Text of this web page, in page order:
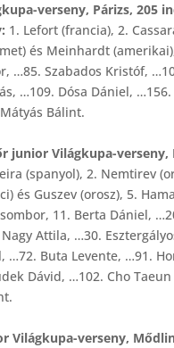
verseny, Párizs, 205
1. Lefort (francia), 2.
és Meinhardt
…85. Szabados Kristóf,
…109. Dósa Dániel, …156.
Bálint.
junior Világkupa-verseny,
(spanyol), 2. Nemtirev
és Guszev (orosz), 5.
11. Berta Dániel,
Attila, …30.
…72. Buta Levente, …91.
Dávid, …102. Cho
Világkupa-verseny,